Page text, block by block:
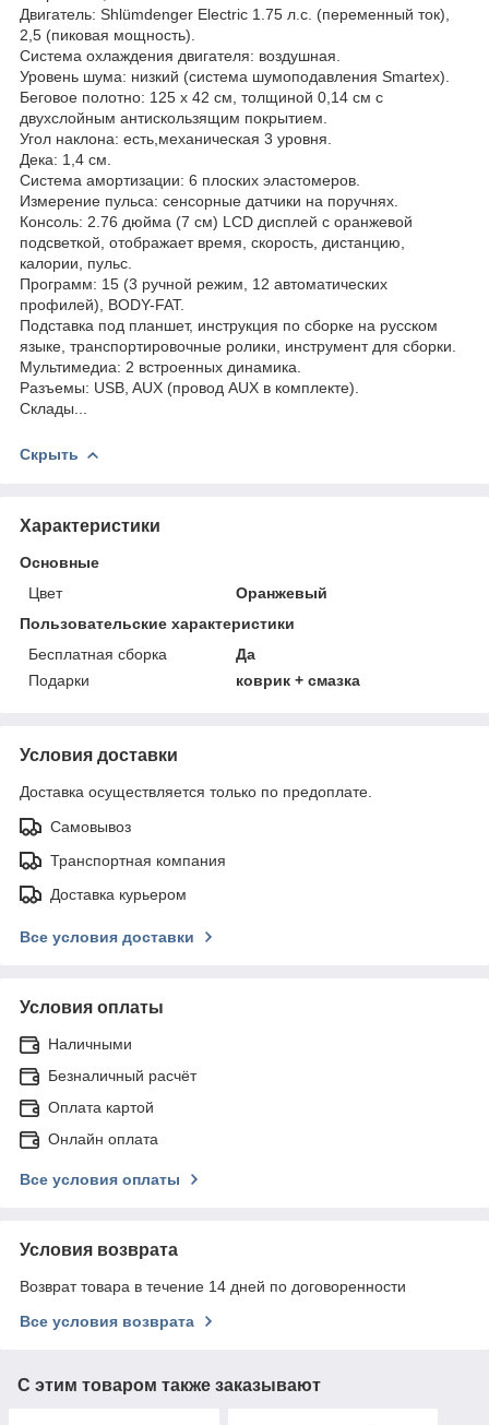
Двигатель: Shlümdenger Electric 1.75 л.с. (переменный ток),
2,5 (пиковая мощность).
Система охлаждения двигателя: воздушная.
Уровень шума: низкий (система шумоподавления Smartex).
Беговое полотно: 125 х 42 см, толщиной 0,14 см с
двухслойным антискользящим покрытием.
Угол наклона: есть,механическая 3 уровня.
Дека: 1,4 см.
Система амортизации: 6 плоских эластомеров.
Измерение пульса: сенсорные датчики на поручнях.
Консоль: 2.76 дюйма (7 см) LCD дисплей с оранжевой
подсветкой, отображает время, скорость, дистанцию,
калории, пульс.
Программ: 15 (3 ручной режим, 12 автоматических
профилей), BODY-FAT.
Подставка под планшет, инструкция по сборке на русском
языке, транспортировочные ролики, инструмент для сборки.
Мультимедиа: 2 встроенных динамика.
Разъемы: USB, AUX (провод AUX в комплекте).
Склады...
Скрыть
Характеристики
Основные
Цвет
Оранжевый
Пользовательские характеристики
Бесплатная сборка
Да
Подарки
коврик + смазка
Условия доставки
Доставка осуществляется только по предоплате.
Самовывоз
Транспортная компания
Доставка курьером
Все условия доставки
Условия оплаты
Наличными
Безналичный расчёт
Оплата картой
Онлайн оплата
Все условия оплаты
Условия возврата
Возврат товара в течение 14 дней по договоренности
Все условия возврата
С этим товаром также заказывают